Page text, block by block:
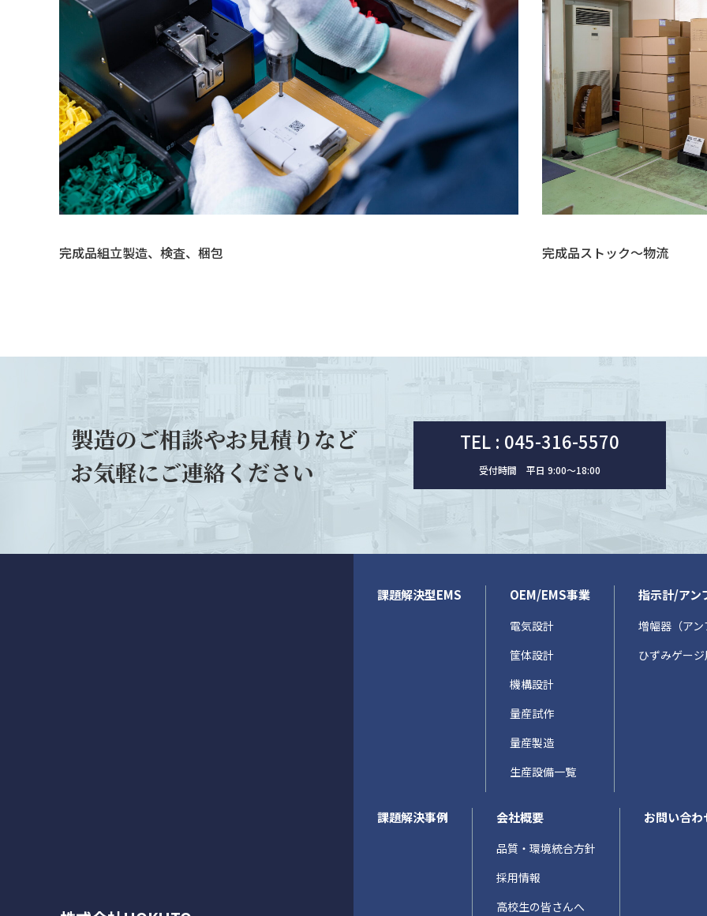
完成品組立製造、検査、梱包 完成品ストック～物流
製造のご相談やお見積りなど
お気軽にご連絡ください
TEL : 045-316-5570
受付時間 平日 9:00〜18:00
課題解決型EMS OEM/EMS事業
電気設計
筐体設計
機構設計
量産試作
量産製造
生産設備一覧
指示計/アン
増幅器（ア
ひずみゲー
課題解決事例 会社概要
品質・環境統合方針
採用情報
高校生の皆さんへ
お問い合わ